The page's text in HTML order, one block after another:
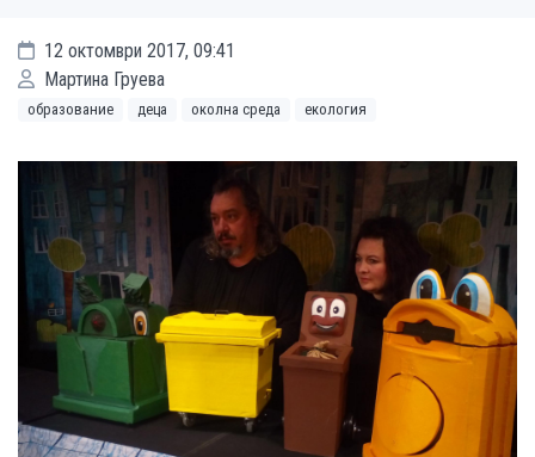
12 октомври 2017, 09:41
Мартина Груева
образование деца околна среда екология